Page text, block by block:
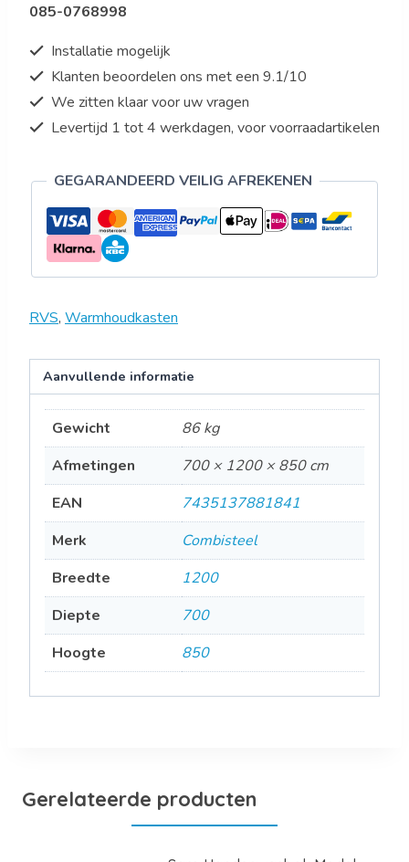
085-0768998
Installatie mogelijk
Klanten beoordelen ons met een 9.1/10
We zitten klaar voor uw vragen
Levertijd 1 tot 4 werkdagen, voor voorraadartikelen
GEGARANDEERD VEILIG AFREKENEN
RVS, Warmhoudkasten
Aanvullende informatie
Gewicht
86 kg
Afmetingen
700 × 1200 × 850 cm
EAN
7435137881841
Merk
Combisteel
Breedte
1200
Diepte
700
Hoogte
850
Gerelateerde producten